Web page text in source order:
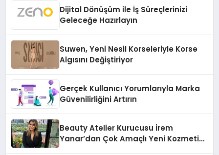
Dijital Dönüşüm ile İş Süreçlerinizi
Geleceğe Hazırlayın
Suwen, Yeni Nesil Korseleriyle Korse
Algısını Değiştiriyor
Gerçek Kullanıcı Yorumlarıyla Marka
Güvenilirliğini Artırın
Beauty Atelier Kurucusu İrem
Yanar’dan Çok Amaçlı Yeni Kozmetik